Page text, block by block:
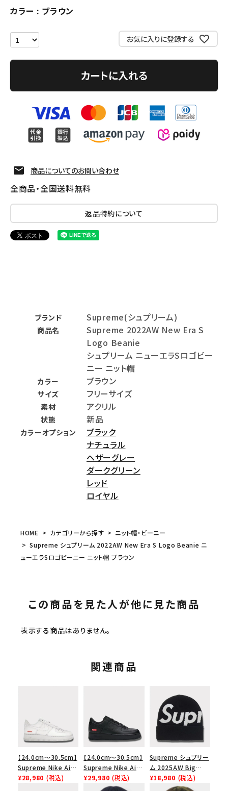
ようこそ ゲスト 様
meeting_room ログイン
Follow us
カラー ブラウン
お気に入りに登録する
カートに入れる
商品についてのお問い合わせ
全商品・全国送料無料
返品特約について
ブランド Supreme(シュプリーム)
商品名
Supreme 2022AW New Era S
Logo Beanie
シュプリーム ニューエラSロゴビー
ニー ニット帽
カラー ブラウン
サイズ フリーサイズ
素材 アクリル
状態 新品
カラーオプション
ブラック
ナチュラル
ヘザーグレー
ダークグリーン
レッド
ロイヤル
HOME カテゴリーから探す
ニット帽・ビーニー
Supreme シュプリーム 2022AW New Era S Logo Beanie ニ
ューエラSロゴビーニー ニット帽 ブラウン
この商品を見た人が他に見た商品
表示する商品はありません。
関連商品
【24.0cm～30.5cm】
Supreme Nike Air
Force 1 Low シュプ
¥28,980 (税込)
【24.0cm～30.5cm】
Supreme Nike Air
Force 1 Low シュプ
リーム ナイキエアフォ
¥29,980 (税込)
Supreme シュプリー
ム 2025AW Big
Logo Beanie ビッグ
ロゴビーニー ブラッ
¥18,980 (税込)